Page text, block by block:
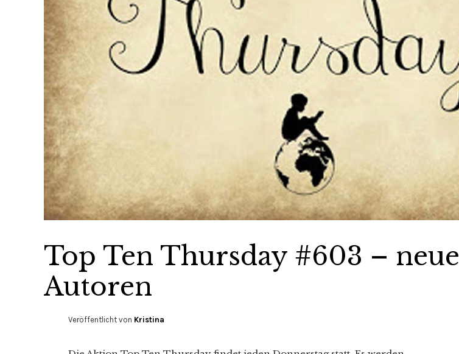
Top Ten Thursday #603 – neue
Autoren
Veröffentlicht von Kristina